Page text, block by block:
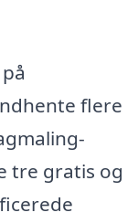
flere
tre gratis og